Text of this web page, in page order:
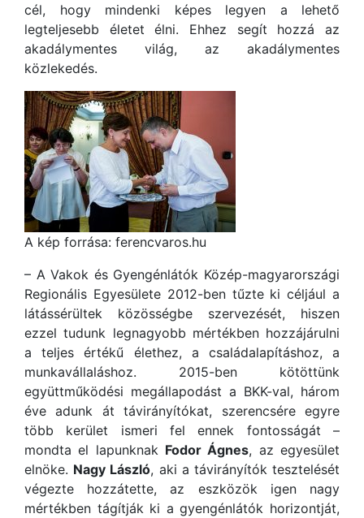
cél, hogy mindenki képes legyen a lehető
legteljesebb életet élni. Ehhez segít hozzá az
akadálymentes világ, az akadálymentes
közlekedés.
A kép forrása: ferencvaros.hu
– A Vakok és Gyengénlátók Közép-magyarországi
Regionális Egyesülete 2012-ben tűzte ki céljául a
látássérültek közösségbe szervezését, hiszen
ezzel tudunk legnagyobb mértékben hozzájárulni
a teljes értékű élethez, a családalapításhoz, a
munkavállaláshoz. 2015-ben kötöttünk
együttműködési megállapodást a BKK-val, három
éve adunk át távirányítókat, szerencsére egyre
több kerület ismeri fel ennek fontosságát –
mondta el lapunknak Fodor Ágnes, az egyesület
elnöke. Nagy László, aki a távirányítók tesztelését
végezte hozzátette, az eszközök igen nagy
mértékben tágítják ki a gyengénlátók horizontját,